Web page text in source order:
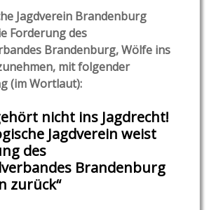
Jagdverein Brandenburg
Forderung des
Brandenburg, Wölfe ins
mit folgender
(im Wortlaut):
nicht ins Jagdrecht!
Jagdverein weist
des
Brandenburg
zurück“